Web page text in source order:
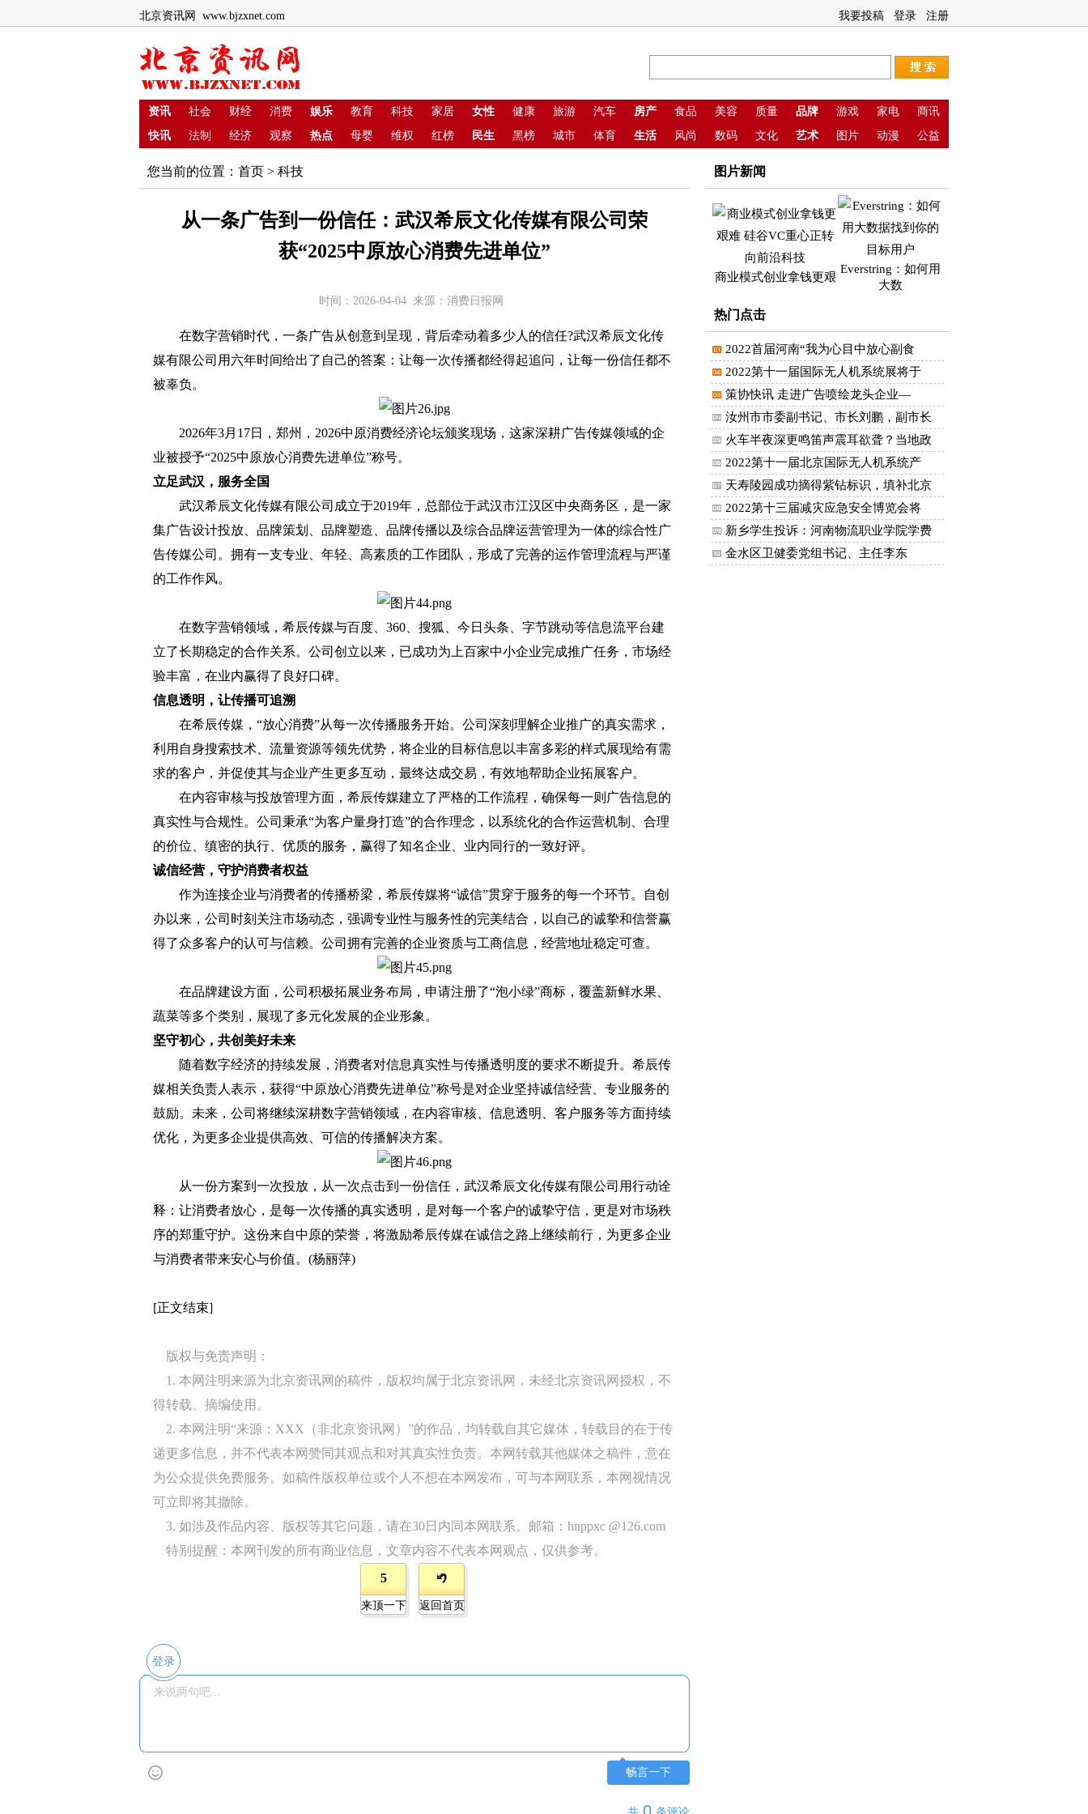
北京资讯网 www.bjzxnet.com 我要投稿 登录 注册
资讯 社会 财经 消费 娱乐 教育 科技 家居 女性 健康 旅游 汽车 房产 食品 美容 质量 品牌 游戏 家电
商讯
快讯
法制 经济 观察 热点 母婴 维权 红榜 民生 黑榜 城市 体育 生活 风尚 数码 文化 艺术 图片 动漫 公益
您当前的位置： 首页 > 科技
从一条广告到一份信任：武汉希辰文化传媒有限公司荣
获“2025中原放心消费先进单位”
时间：2026-04-04 来源：消费日报网
在数字营销时代，一条广告从创意到呈现，背后牵动着多少人的信任?武汉希辰文化传
媒有限公司用六年时间给出了自己的答案：让每一次传播都经得起追问，让每一份信任都不
被辜负。
2026年3月17日，郑州，2026中原消费经济论坛颁奖现场，这家深耕广告传媒领域的企
业被授予“2025中原放心消费先进单位”称号。
立足武汉，服务全国
武汉希辰文化传媒有限公司成立于2019年，总部位于武汉市江汉区中央商务区，是一家
集广告设计投放、品牌策划、品牌塑造、品牌传播以及综合品牌运营管理为一体的综合性广
告传媒公司。拥有一支专业、年轻、高素质的工作团队，形成了完善的运作管理流程与严谨
的工作作风。
在数字营销领域，希辰传媒与百度、360、搜狐、今日头条、字节跳动等信息流平台建
立了长期稳定的合作关系。公司创立以来，已成功为上百家中小企业完成推广任务，市场经
验丰富，在业内赢得了良好口碑。
信息透明，让传播可追溯
在希辰传媒，“放心消费”从每一次传播服务开始。公司深刻理解企业推广的真实需求，
利用自身搜索技术、流量资源等领先优势，将企业的目标信息以丰富多彩的样式展现给有需
求的客户，并促使其与企业产生更多互动，最终达成交易，有效地帮助企业拓展客户。
在内容审核与投放管理方面，希辰传媒建立了严格的工作流程，确保每一则广告信息的
真实性与合规性。公司秉承“为客户量身打造”的合作理念，以系统化的合作运营机制、合理
的价位、缜密的执行、优质的服务，赢得了知名企业、业内同行的一致好评。
诚信经营，守护消费者权益
作为连接企业与消费者的传播桥梁，希辰传媒将“诚信”贯穿于服务的每一个环节。自创
办以来，公司时刻关注市场动态，强调专业性与服务性的完美结合，以自己的诚挚和信誉赢
得了众多客户的认可与信赖。公司拥有完善的企业资质与工商信息，经营地址稳定可查。
在品牌建设方面，公司积极拓展业务布局，申请注册了“泡小绿”商标，覆盖新鲜水果、
蔬菜等多个类别，展现了多元化发展的企业形象。
坚守初心，共创美好未来
随着数字经济的持续发展，消费者对信息真实性与传播透明度的要求不断提升。希辰传
媒相关负责人表示，获得“中原放心消费先进单位”称号是对企业坚持诚信经营、专业服务的
鼓励。未来，公司将继续深耕数字营销领域，在内容审核、信息透明、客户服务等方面持续
优化，为更多企业提供高效、可信的传播解决方案。
从一份方案到一次投放，从一次点击到一份信任，武汉希辰文化传媒有限公司用行动诠
释：让消费者放心，是每一次传播的真实透明，是对每一个客户的诚挚守信，更是对市场秩
序的郑重守护。这份来自中原的荣誉，将激励希辰传媒在诚信之路上继续前行，为更多企业
与消费者带来安心与价值。(杨丽萍)
[正文结束]
版权与免责声明：
1. 本网注明来源为北京资讯网的稿件，版权均属于北京资讯网，未经北京资讯网授权，不
得转载、摘编使用。
2. 本网注明“来源：XXX（非北京资讯网）”的作品，均转载自其它媒体，转载目的在于传
递更多信息，并不代表本网赞同其观点和对其真实性负责。本网转载其他媒体之稿件，意在
为公众提供免费服务。如稿件版权单位或个人不想在本网发布，可与本网联系，本网视情况
可立即将其撤除。
3. 如涉及作品内容、版权等其它问题，请在30日内同本网联系。邮箱：hnppxc @126.com
特别提醒：本网刊发的所有商业信息，文章内容不代表本网观点，仅供参考。
5
来顶一下 返回首页
登录
畅言一下
图片新闻
商业模式创业拿钱更艰
Everstring：如何用
大数
热门点击
2022首届河南“我为心目中放心副食
2022第十一届国际无人机系统展将于
策协快讯 走进广告喷绘龙头企业—
汝州市市委副书记、市长刘鹏，副市长
火车半夜深更鸣笛声震耳欲聋？当地政
2022第十一届北京国际无人机系统产
天寿陵园成功摘得紫钻标识，填补北京
2022第十三届减灾应急安全博览会将
新乡学生投诉：河南物流职业学院学费
金水区卫健委党组书记、主任李东